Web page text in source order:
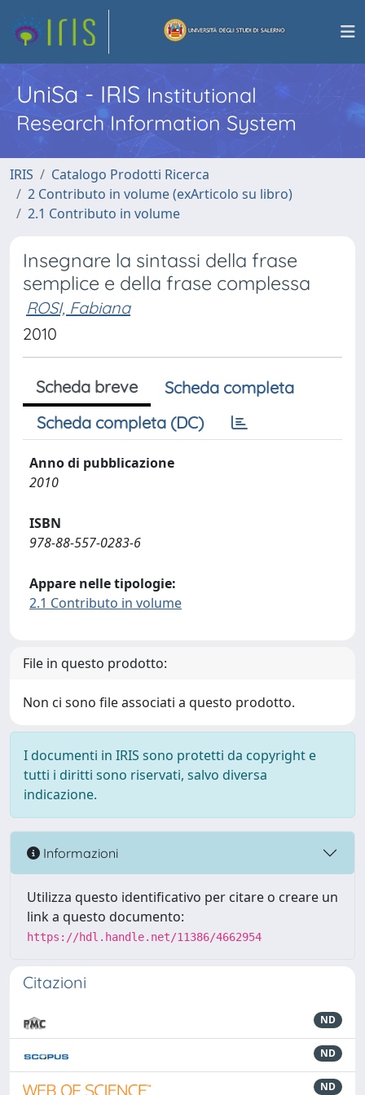
UniSa - IRISInstitutional
Research Information System
IRIS
Catalogo Prodotti Ricerca
2 Contributo in volume (exArticolo su libro)
2.1 Contributo in volume
Insegnare la sintassi della frase
semplice e della frase complessa
ROSI, Fabiana
2010
Scheda breve
Scheda completa
Scheda completa (DC)
Anno di pubblicazione
2010
ISBN
978-88-557-0283-6
Appare nelle tipologie:
2.1 Contributo in volume
File in questo prodotto:
Non ci sono file associati a questo prodotto.
I documenti in IRIS sono protetti da copyright e
tutti i diritti sono riservati, salvo diversa
indicazione.
Informazioni
Utilizza questo identificativo per citare o creare un
link a questo documento:
https://hdl.handle.net/11386/4662954
Citazioni
ND
ND
ND